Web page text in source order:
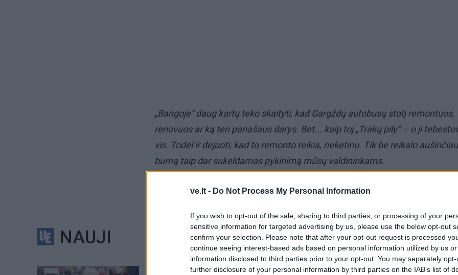
ve.lt - Do Not Process My Personal Information
If you wish to opt-out of the sale, sharing to third parties, or processing of your
sensitive information for targeted advertising by us, please use the below opt-out
confirm your selection. Please note that after your opt-out request is processed
continue seeing interest-based ads based on personal information utilized by us
information disclosed to third parties prior to your opt-out. You may separately
further disclosure of your personal information by third parties on the IAB’s list of
NAUJI
„Bangoje“ daug kartų teko skaityti, kad Gargždų autobusų stotį remontuos,
renovuos ar ką ten panašaus darys. Bet... kaip toj „Trakų pily“ – o ji
vis. Todėl ir dejuoti, kad to remonto reikia, neketinu. Tik be reikalo aušinčiau
burną taip dar sukeldamas pykinimą mūsų valdininkams.
Man labiau neramu dėl to, kad ta mūsų vargana stotelė išvis žmonėms
laukiamasis laukė... atrakinamas. Suprantu, kad mano autobusas važiuoja
laiku, kai administratoriai miega (6.45 val.), tačiau jis vis tiek važiuoja.
laukiančių keleivių yra.